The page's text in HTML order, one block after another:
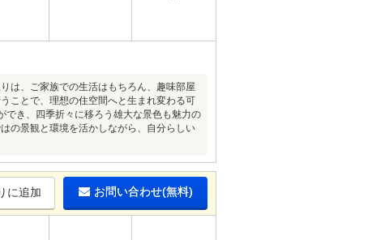
は、ご家族での生活はもちろん、趣味部屋
ことで、理想の住空間へと生まれ変わる可
でき、四季折々に移ろう雄大な景色も魅力の
の景観と環境を活かしながら、自分らしい
に追加 お問い合わせ(無料)